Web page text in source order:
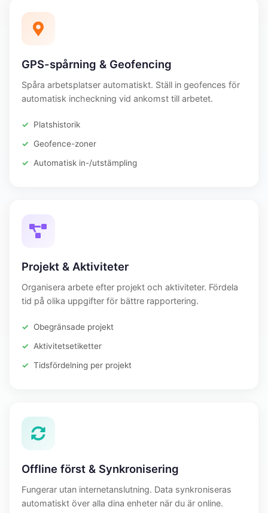
GPS-spårning & Geofencing
Spåra arbetsplatser automatiskt. Ställ in geofences för
automatisk incheckning vid ankomst till arbetet.
Platshistorik
Geofence-zoner
Automatisk in-/utstämpling
Projekt & Aktiviteter
Organisera arbete efter projekt och aktiviteter. Fördela
tid på olika uppgifter för bättre rapportering.
Obegränsade projekt
Aktivitetsetiketter
Tidsfördelning per projekt
Offline först & Synkronisering
Fungerar utan internetanslutning. Data synkroniseras
automatiskt över alla dina enheter när du är online.